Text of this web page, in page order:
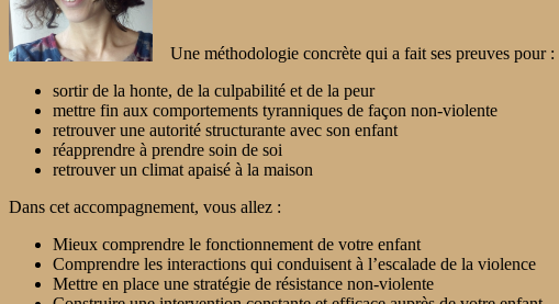
Une méthodologie concrète qui a fait ses preuves pour :
sortir de la honte, de la culpabilité et de la peur
mettre fin aux comportements tyranniques de façon non-violente
retrouver une autorité structurante avec son enfant
réapprendre à prendre soin de soi
retrouver un climat apaisé à la maison
Dans cet accompagnement, vous allez :
Mieux comprendre le fonctionnement de votre enfant
Comprendre les interactions qui conduisent à l’escalade de la violence
Mettre en place une stratégie de résistance non-violente